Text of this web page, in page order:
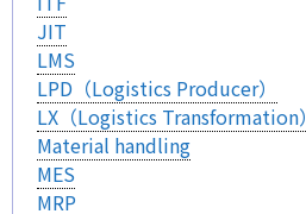
JIT
LMS
LPD（Logistics Producer）
LX（Logistics Transformation）
Material handling
MES
MRP